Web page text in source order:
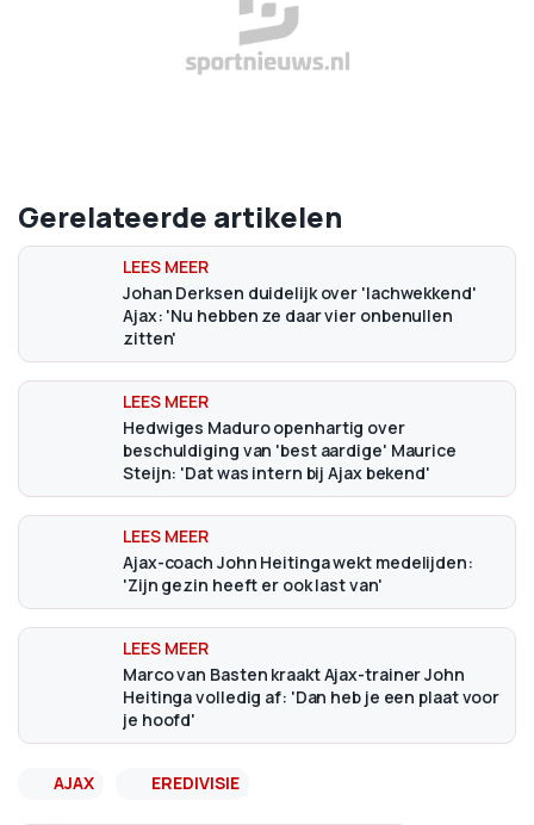
Gerelateerde artikelen
Johan Derksen duidelijk over 'lachwekkend'
Ajax: 'Nu hebben ze daar vier onbenullen
zitten'
Hedwiges Maduro openhartig over
beschuldiging van 'best aardige' Maurice
Steijn: 'Dat was intern bij Ajax bekend'
Ajax-coach John Heitinga wekt medelijden:
'Zijn gezin heeft er ook last van'
Marco van Basten kraakt Ajax-trainer John
Heitinga volledig af: 'Dan heb je een plaat voor
je hoofd'
AJAX EREDIVISIE